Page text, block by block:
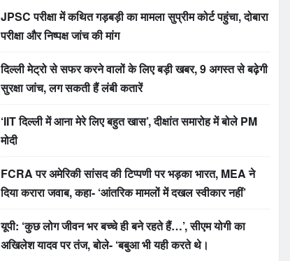
JPSC परीक्षा में कथित गड़बड़ी का मामला सुप्रीम कोर्ट पहुंचा, दोबारा
परीक्षा और निष्पक्ष जांच की मांग
दिल्ली मेट्रो से सफर करने वालों के लिए बड़ी खबर, 9 अगस्त से बढ़ेगी
सुरक्षा जांच, लग सकती हैं लंबी कतारें
‘IIT दिल्ली में आना मेरे लिए बहुत खास’, दीक्षांत समारोह में बोले PM
मोदी
FCRA पर अमेरिकी सांसद की टिप्पणी पर भड़का भारत, MEA ने
दिया करारा जवाब, कहा- ‘आंतरिक मामलों में दखल स्वीकार नहीं’
यूपी: ‘कुछ लोग जीवन भर बच्चे ही बने रहते हैं…’, सीएम योगी का
अखिलेश यादव पर तंज, बोले- ‘बबुआ भी यही करते थे।